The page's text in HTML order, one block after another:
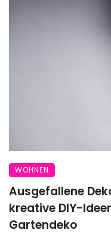
WOHNEN
Ausgefallene
kreative DIY-
Gartendeko